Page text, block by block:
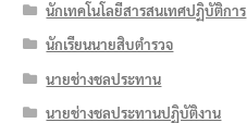
นักเทคโนโลยีสารสนเทศปฏิบัติการ
นักเรียนนายสิบตำรวจ
นายช่างชลประทาน
นายช่างชลประทานปฏิบัติงาน